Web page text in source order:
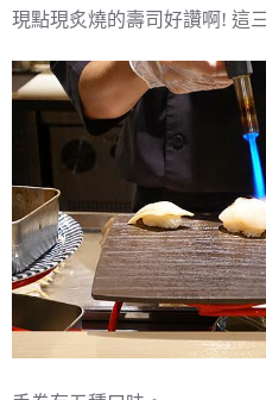
現點現炙燒的壽司好讚啊! 這